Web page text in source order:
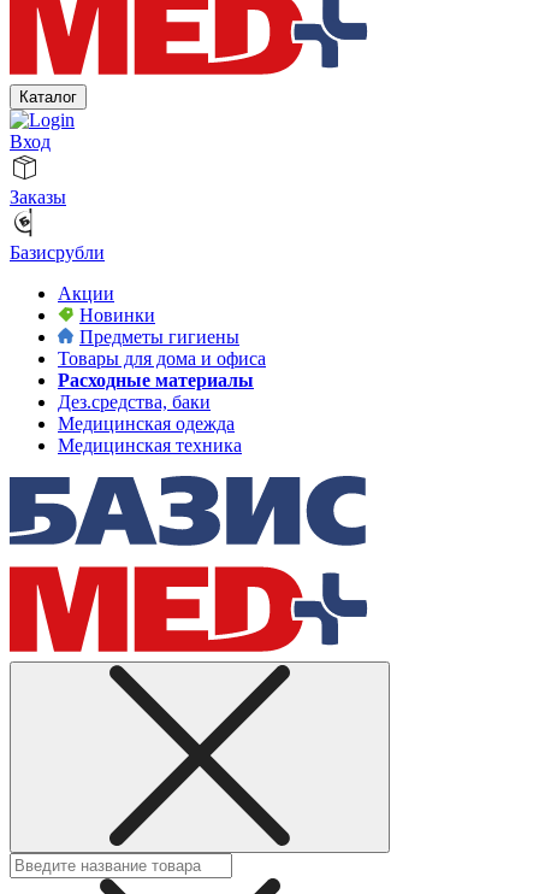
Каталог
Вход
Заказы
Базисрубли
Акции
Новинки
Предметы гигиены
Товары для дома и офиса
Расходные материалы
Дез.средства, баки
Медицинская одежда
Медицинская техника